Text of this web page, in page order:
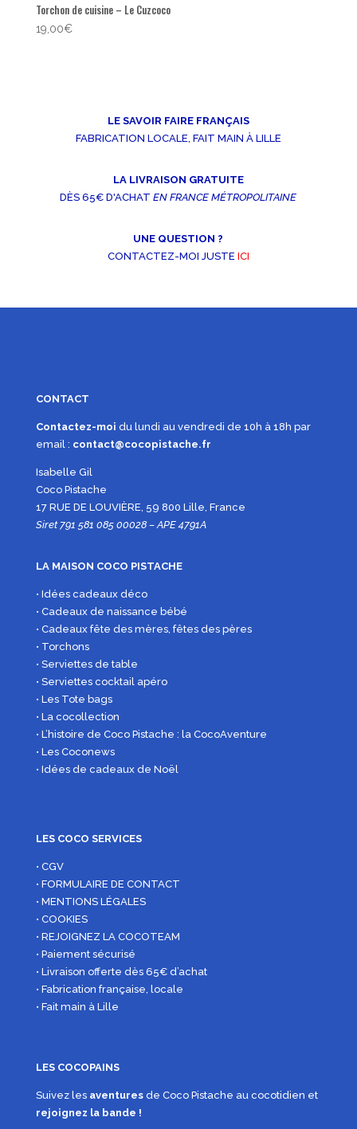
Torchon de cuisine – Le Cuzcoco
19,00€
LE SAVOIR FAIRE FRANÇAIS
FABRICATION LOCALE, FAIT MAIN À LILLE
LA LIVRAISON GRATUITE
DÈS 65€ D'ACHATEN FRANCE MÉTROPOLITAINE
UNE QUESTION ?
CONTACTEZ-MOI JUSTE ICI
CONTACT
Contactez-moi du lundi au vendredi de 10h à 18h par
email : contact@cocopistache.fr
Isabelle Gil
Coco Pistache
17 RUE DE LOUVIÈRE, 59 800 Lille, France
Siret 791 581 085 00028 – APE 4791A
LA MAISON COCO PISTACHE
• Idées cadeaux déco
• Cadeaux de naissance bébé
• Cadeaux fête des mères, fêtes des pères
• Torchons
• Serviettes de table
• Serviettes cocktail apéro
• Les Tote bags
• La cocollection
• L’histoire de Coco Pistache : la CocoAventure
• Les Coconews
• Idées de cadeaux de Noël
LES COCO SERVICES
• CGV
• FORMULAIRE DE CONTACT
• MENTIONS LÉGALES
• COOKIES
• REJOIGNEZ LA COCOTEAM
• Paiement sécurisé
• Livraison offerte dès 65€ d’achat
• Fabrication française, locale
• Fait main à Lille
LES COCOPAINS
Suivez les aventuresde Coco Pistache au cocotidien et
rejoignez la bande !